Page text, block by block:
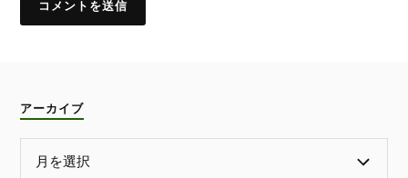
アーカイブ